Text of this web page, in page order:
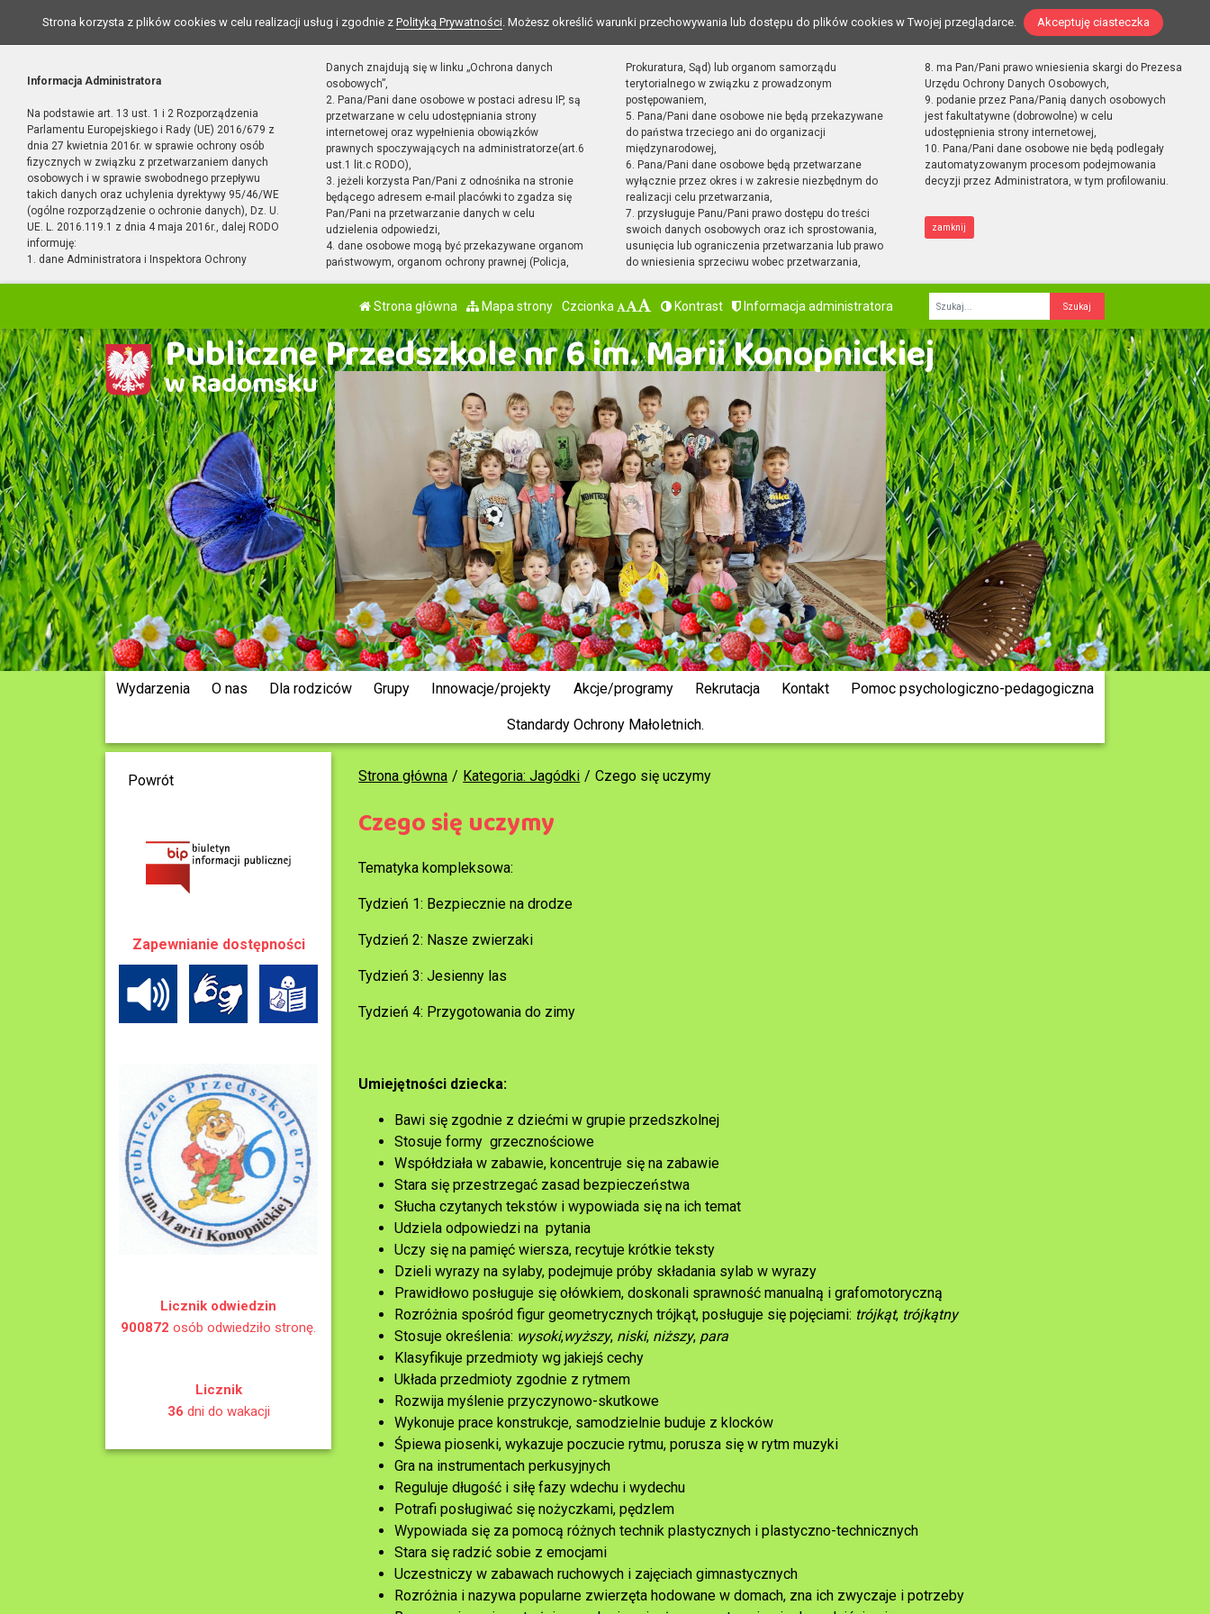
Strona korzysta z plików cookies w celu realizacji usług i zgodnie z Polityką Prywatności. Możesz określić warunki przechowywania lub dostępu do plików cookies w Twojej przeglądarce. Akceptuję ciasteczka
Informacja Administratora
Na podstawie art. 13 ust. 1 i 2 Rozporządzenia
Parlamentu Europejskiego i Rady (UE) 2016/679 z
dnia 27 kwietnia 2016r. w sprawie ochrony osób
fizycznych w związku z przetwarzaniem danych
osobowych i w sprawie swobodnego przepływu
takich danych oraz uchylenia dyrektywy 95/46/WE
(ogólne rozporządzenie o ochronie danych), Dz. U.
UE. L. 2016.119.1 z dnia 4 maja 2016r., dalej RODO
informuję:
1. dane Administratora i Inspektora Ochrony
Danych znajdują się w linku „Ochrona danych
osobowych”,
2. Pana/Pani dane osobowe w postaci adresu IP, są
przetwarzane w celu udostępniania strony
internetowej oraz wypełnienia obowiązków
prawnych spoczywających na administratorze(art.6
ust.1 lit.c RODO),
3. jeżeli korzysta Pan/Pani z odnośnika na stronie
będącego adresem e-mail placówki to zgadza się
Pan/Pani na przetwarzanie danych w celu
udzielenia odpowiedzi,
4. dane osobowe mogą być przekazywane organom
państwowym, organom ochrony prawnej (Policja,
Prokuratura, Sąd) lub organom samorządu
terytorialnego w związku z prowadzonym
postępowaniem,
5. Pana/Pani dane osobowe nie będą przekazywane
do państwa trzeciego ani do organizacji
międzynarodowej,
6. Pana/Pani dane osobowe będą przetwarzane
wyłącznie przez okres i w zakresie niezbędnym do
realizacji celu przetwarzania,
7. przysługuje Panu/Pani prawo dostępu do treści
swoich danych osobowych oraz ich sprostowania,
usunięcia lub ograniczenia przetwarzania lub prawo
do wniesienia sprzeciwu wobec przetwarzania,
8. ma Pan/Pani prawo wniesienia skargi do Prezesa
Urzędu Ochrony Danych Osobowych,
9. podanie przez Pana/Panią danych osobowych
jest fakultatywne (dobrowolne) w celu
udostępnienia strony internetowej,
10. Pana/Pani dane osobowe nie będą podlegały
zautomatyzowanym procesom podejmowania
decyzji przez Administratora, w tym profilowaniu.
zamknij
Strona główna Mapa strony Czcionka Kontrast Informacja administratora
Fraza
Publiczne Przedszkole nr 6 im. Marii Konopnickiej
w Radomsku
Wydarzenia O nas Dla rodziców Grupy Innowacje/projekty Akcje/programy Rekrutacja Kontakt Pomoc psychologiczno-pedagogiczna
Standardy Ochrony Małoletnich.
Strona główna Kategoria: Jagódki Czego się uczymy
Czego się uczymy
Tematyka kompleksowa:
Tydzień 1: Bezpiecznie na drodze
Tydzień 2: Nasze zwierzaki
Tydzień 3: Jesienny las
Tydzień 4: Przygotowania do zimy
Umiejętności dziecka:
Bawi się zgodnie z dziećmi w grupie przedszkolnej
Stosuje formy grzecznościowe
Współdziała w zabawie, koncentruje się na zabawie
Stara się przestrzegać zasad bezpieczeństwa
Słucha czytanych tekstów i wypowiada się na ich temat
Udziela odpowiedzi na pytania
Uczy się na pamięć wiersza, recytuje krótkie teksty
Dzieli wyrazy na sylaby, podejmuje próby składania sylab w wyrazy
Prawidłowo posługuje się ołówkiem, doskonali sprawność manualną i grafomotoryczną
Rozróżnia spośród figur geometrycznych trójkąt, posługuje się pojęciami: trójkąt, trójkątny
Stosuje określenia: wysoki,wyższy, niski, niższy, para
Klasyfikuje przedmioty wg jakiejś cechy
Układa przedmioty zgodnie z rytmem
Rozwija myślenie przyczynowo-skutkowe
Wykonuje prace konstrukcje, samodzielnie buduje z klocków
Śpiewa piosenki, wykazuje poczucie rytmu, porusza się w rytm muzyki
Gra na instrumentach perkusyjnych
Reguluje długość i siłę fazy wdechu i wydechu
Potrafi posługiwać się nożyczkami, pędzlem
Wypowiada się za pomocą różnych technik plastycznych i plastyczno-technicznych
Stara się radzić sobie z emocjami
Uczestniczy w zabawach ruchowych i zajęciach gimnastycznych
Rozróżnia i nazywa popularne zwierzęta hodowane w domach, zna ich zwyczaje i potrzeby
Powrót
Zapewnianie dostępności
Licznik odwiedzin
900872 osób odwiedziło stronę.
Licznik
36 dni do wakacji